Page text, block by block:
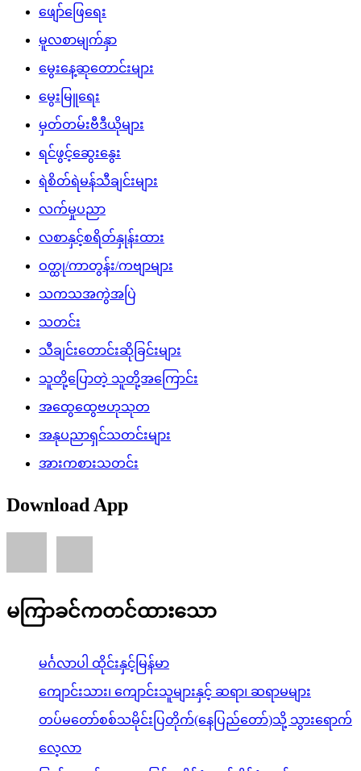
ဖျော်ဖြေရေး
မူလစာမျက်နှာ
မွေးနေ့ဆုတောင်းများ
မွေးမြူရေး
မှတ်တမ်းဗီဒီယိုများ
ရင်ဖွင့်ဆွေးနွေး
ရဲစိတ်ရဲမန်သီချင်းများ
လက်မှုပညာ
လစာနှင့်စရိတ်နှုန်းထား
ဝတ္ထု/ကာတွန်း/ကဗျာများ
သကသအကွဲအပြဲ
သတင်း
သီချင်းတောင်းဆိုခြင်းများ
သူတို့ပြောတဲ့ သူတို့အကြောင်း
အထွေထွေဗဟုသုတ
အနုပညာရှင်သတင်းများ
အားကစားသတင်း
Download App
မကြာခင်ကတင်ထားသော
မင်္ဂလာပါ ထိုင်းနှင့်မြန်မာ
ကျောင်းသား၊ ကျောင်းသူများနှင့် ဆရာ၊ ဆရာမများ
တပ်မတော်စစ်သမိုင်းပြတိုက်(နေပြည်တော်)သို့ သွားရောက်
လေ့လာ